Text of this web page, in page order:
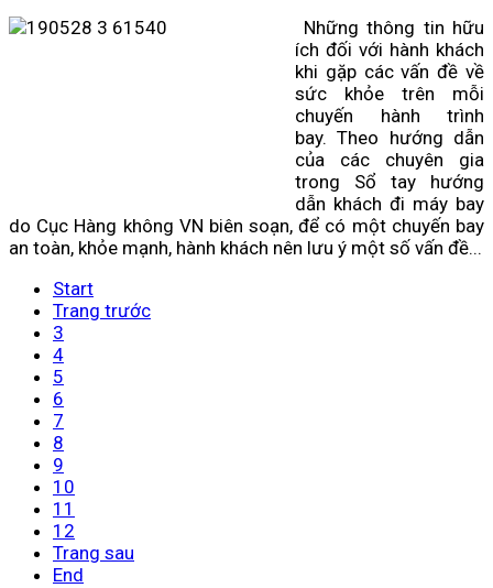
Những thông tin hữu
ích đối với hành khách
khi gặp các vấn đề về
sức khỏe trên mỗi
chuyến hành trình
bay. Theo hướng dẫn
của các chuyên gia
trong Sổ tay hướng
dẫn khách đi máy bay
do Cục Hàng không VN biên soạn, để có một chuyến bay
an toàn, khỏe mạnh, hành khách nên lưu ý một số vấn đề...
Start
Trang trước
3
4
5
6
7
8
9
10
11
12
Trang sau
End